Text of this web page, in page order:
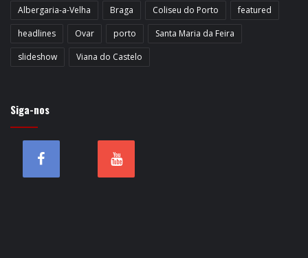
Albergaria-a-Velha Braga Coliseu do Porto
featured
headlines
Ovar porto
Santa Maria da Feira
slideshow
Viana do Castelo
Siga-nos